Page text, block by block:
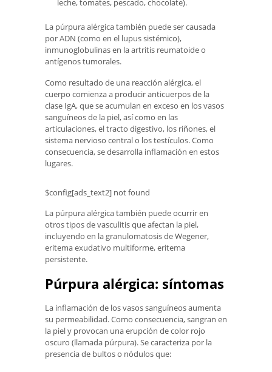
leche, tomates, pescado, chocolate).
La púrpura alérgica también puede ser causada
por ADN (como en el lupus sistémico),
inmunoglobulinas en la artritis reumatoide o
antígenos tumorales.
Como resultado de una reacción alérgica, el
cuerpo comienza a producir anticuerpos de la
clase IgA, que se acumulan en exceso en los vasos
sanguíneos de la piel, así como en las
articulaciones, el tracto digestivo, los riñones, el
sistema nervioso central o los testículos. Como
consecuencia, se desarrolla inflamación en estos
lugares.
$config[ads_text2] not found
La púrpura alérgica también puede ocurrir en
otros tipos de vasculitis que afectan la piel,
incluyendo en la granulomatosis de Wegener,
eritema exudativo multiforme, eritema
persistente.
Púrpura alérgica: síntomas
La inflamación de los vasos sanguíneos aumenta
su permeabilidad. Como consecuencia, sangran en
la piel y provocan una erupción de color rojo
oscuro (llamada púrpura). Se caracteriza por la
presencia de bultos o nódulos que: